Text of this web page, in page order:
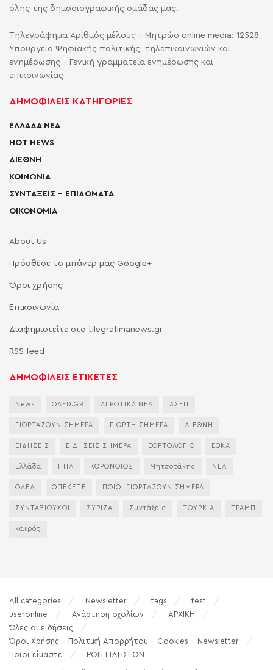
όλης της δημοσιογραφικής ομάδας μας.
Τηλεγράφημα Αριθμός μέλους - Μητρώο online media: 12528
Υπουργείο Ψηφιακής πολιτικής, τηλεπικοινωνιών και
ενημέρωσης - Γενική γραμματεία ενημέρωσης και
επικοινωνίας
ΔΗΜΟΦΙΛΕΙΣ ΚΑΤΗΓΟΡΙΕΣ
ΕΛΛΑΔΑ ΝΕΑ
HOT NEWS
ΔΙΕΘΝΗ
ΚΟΙΝΩΝΙΑ
ΣΥΝΤΑΞΕΙΣ – ΕΠΙΔΟΜΑΤΑ
ΟΙΚΟΝΟΜΙΑ
About Us
Πρόσθεσε το μπάνερ μας Google+
Όροι χρήσης
Επικοινωνία
Διαφημιστείτε στο tilegrafimanews.gr
RSS feed
ΔΗΜΟΦΙΛΕΙΣ ΕΤΙΚΕΤΕΣ
News OAED.GR ΑΓΡΟΤΙΚΑ ΝΕΑ ΑΣΕΠ
ΓΙΟΡΤΑΖΟΥΝ ΣΗΜΕΡΑ ΓΙΟΡΤΗ ΣΗΜΕΡΑ ΔΙΕΘΝΗ
ΕΙΔΗΣΕΙΣ ΕΙΔΗΣΕΙΣ ΣΗΜΕΡΑ ΕΟΡΤΟΛΟΓΙΟ ΕΦΚΑ
Ελλάδα ΗΠΑ ΚΟΡΟΝΟΙΟΣ Μητσοτάκης ΝΕΑ
ΟΑΕΔ ΟΠΕΚΕΠΕ ΠΟΙΟΙ ΓΙΟΡΤΑΖΟΥΝ ΣΗΜΕΡΑ
ΣΥΝΤΑΞΙΟΥΧΟΙ ΣΥΡΙΖΑ Συντάξεις ΤΟΥΡΚΙΑ ΤΡΑΜΠ
καιρός
All categories Newsletter tags
test
useronline
Ανάρτηση σχολίων
ΑΡΧΙΚΗ
Όλες οι ειδήσεις
Όροι Χρήσης – Πολιτική Απορρήτου – Cookies – Newsletter
Ποιοι είμαστε
ΡΟΗ ΕΙΔΗΣΕΩΝ